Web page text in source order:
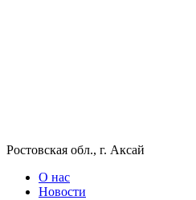
Ростовская обл., г. Аксай
О нас
Новости